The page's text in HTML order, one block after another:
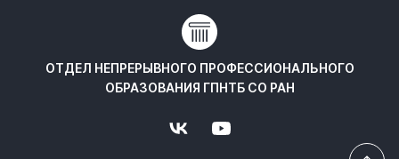
ОТДЕЛ НЕПРЕРЫВНОГО ПРОФЕССИОНАЛЬНОГО
ОБРАЗОВАНИЯ ГПНТБ СО РАН